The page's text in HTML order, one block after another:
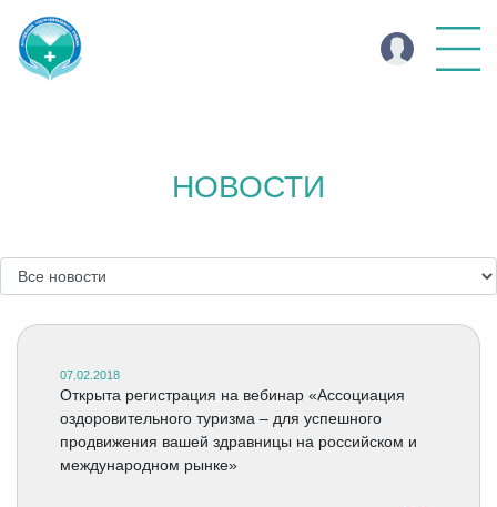
НОВОСТИ
07.02.2018
Открыта регистрация на вебинар «Ассоциация
оздоровительного туризма – для успешного
продвижения вашей здравницы на российском и
международном рынке»